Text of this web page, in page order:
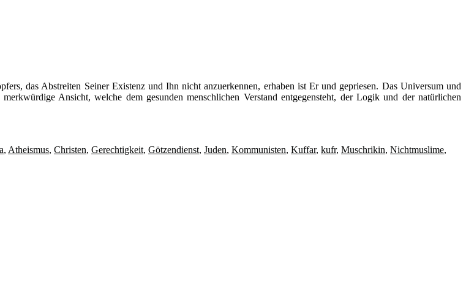
das Abstreiten Seiner Existenz und Ihn nicht anzuerkennen, erhaben ist Er und gepriesen. Das Universum und
Ansicht, welche dem gesunden menschlichen Verstand entgegensteht, der Logik und der natürlichen
, Atheismus, Christen, Gerechtigkeit, Götzendienst, Juden, Kommunisten, Kuffar, kufr, Muschrikin, Nichtmuslime,